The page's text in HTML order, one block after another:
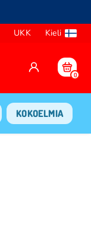
UKK Kieli
0
KOKOELMIA